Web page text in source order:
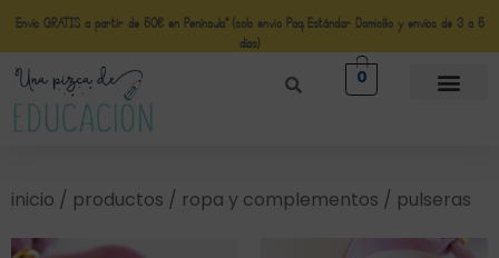
Envío GRATIS a partir de 50€ en Península* (solo envio Paq Estándar Domicilio y envíos de 3 a 5
días)
0
inicio / productos / ropa y complementos / pulseras